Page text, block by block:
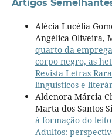
Artigos
Alécia Lucélia
Angélica Oliveira,
quarto da
corpo negro, as
Revista Letras
linguísticos e
Aldenora Márcia
Marta dos Santos
à formação do
Adultos: